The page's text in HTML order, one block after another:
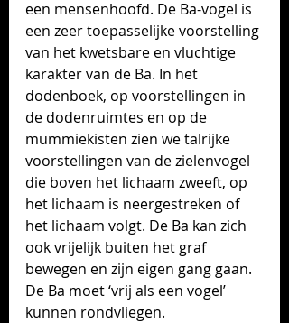
een mensenhoofd. De Ba-vogel is
een zeer toepasselijke voorstelling
van het kwetsbare en vluchtige
karakter van de Ba. In het
dodenboek, op voorstellingen in
de dodenruimtes en op de
mummiekisten zien we talrijke
voorstellingen van de zielenvogel
die boven het lichaam zweeft, op
het lichaam is neergestreken of
het lichaam volgt. De Ba kan zich
ook vrijelijk buiten het graf
bewegen en zijn eigen gang gaan.
De Ba moet ‘vrij als een vogel’
kunnen rondvliegen.